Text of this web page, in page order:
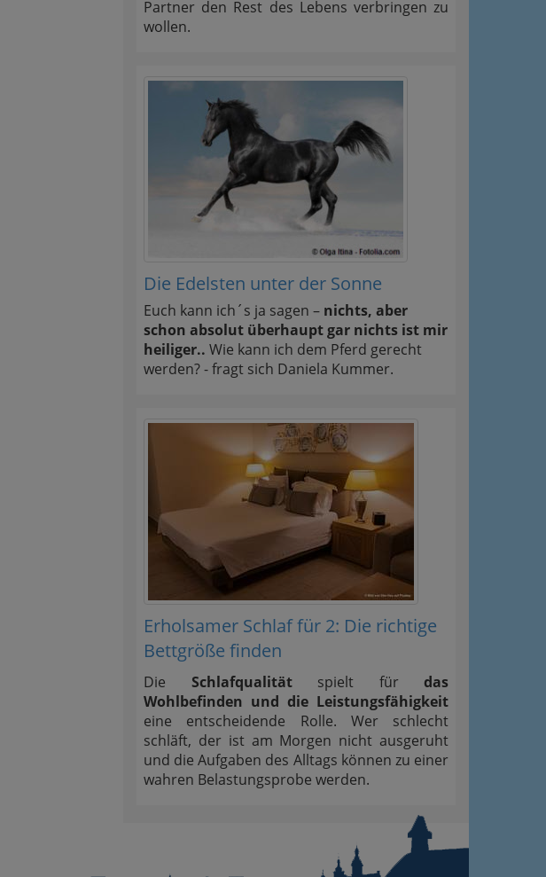
Partner den Rest des Lebens verbringen zu
wollen.
Die Edelsten unter der Sonne
Euch kann ich´s ja sagen – nichts, aber
schon absolut überhaupt gar nichts ist mir
heiliger.. Wie kann ich dem Pferd gerecht
werden? - fragt sich Daniela Kummer.
Erholsamer Schlaf für 2: Die richtige
Bettgröße finden
Die Schlafqualitätspielt für das
Wohlbefinden und die Leistungsfähigkeit
eine entscheidende Rolle. Wer schlecht
schläft, der ist am Morgen nicht ausgeruht
und die Aufgaben des Alltags können zu einer
wahren Belastungsprobe werden.